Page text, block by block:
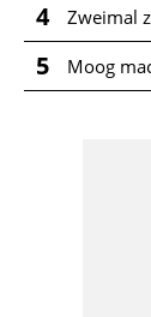
4 Zweimal
5 Moog